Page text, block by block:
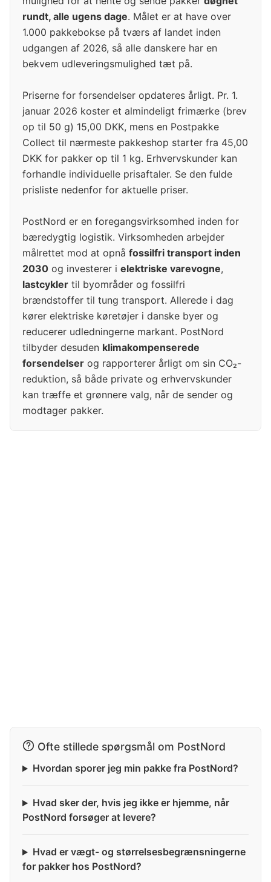
rundt, alle ugens dage. Målet er at have over
1.000 pakkebokse på tværs af landet inden
udgangen af 2026, så alle danskere har en
bekvem udleveringsmulighed tæt på.
Priserne for forsendelser opdateres årligt. Pr. 1.
januar 2026 koster et almindeligt frimærke (brev
op til 50 g) 15,00 DKK, mens en Postpakke
Collect til nærmeste pakkeshop starter fra 45,00
DKK for pakker op til 1 kg. Erhvervskunder kan
forhandle individuelle prisaftaler. Se den fulde
prisliste nedenfor for aktuelle priser.
PostNord er en foregangsvirksomhed inden for
bæredygtig logistik. Virksomheden arbejder
målrettet mod at opnå fossilfri transport inden
2030 og investerer i elektriske varevogne,
lastcykler til byområder og fossilfri
brændstoffer til tung transport. Allerede i dag
kører elektriske køretøjer i danske byer og
reducerer udledningerne markant. PostNord
tilbyder desuden klimakompenserede
forsendelser og rapporterer årligt om sin CO₂-
reduktion, så både private og erhvervskunder
kan træffe et grønnere valg, når de sender og
modtager pakker.
Ofte stillede spørgsmål om PostNord
Hvordan sporer jeg min pakke fra PostNord?
Hvad sker der, hvis jeg ikke er hjemme, når
PostNord forsøger at levere?
Hvad er vægt- og størrelsesbegrænsningerne
for pakker hos PostNord?